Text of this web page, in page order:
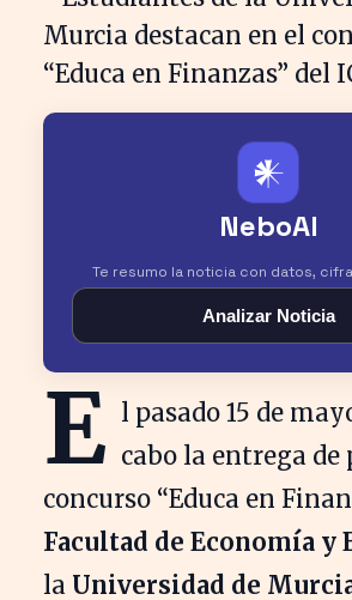
𒀭
NeboAI
Te resumo la noticia con datos,
Analizar Noticia
E l pasado 15 de
cabo la entrega de
concurso “Educa en
Facultad de Economía y
la Universidad de